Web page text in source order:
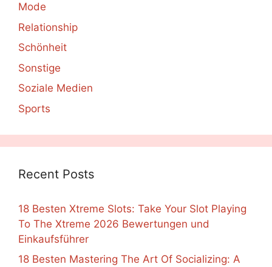
Mode
Relationship
Schönheit
Sonstige
Soziale Medien
Sports
Recent Posts
18 Besten Xtreme Slots: Take Your Slot Playing
To The Xtreme 2026 Bewertungen und
Einkaufsführer
18 Besten Mastering The Art Of Socializing: A